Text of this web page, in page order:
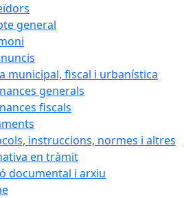
general
municipal, fiscal i urbanística
generals
fiscals
instruccions, normes i altres
en tràmit
documental i arxiu